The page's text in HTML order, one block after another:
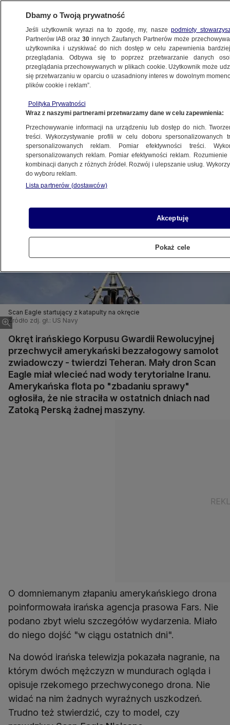
ŚWIAT
drona. Amerykanie zaprzeczają
4.12.2012, 10:33Aktualizacja:4.12.2012, 11:54
Udostępnij
Scan Eagle startujący z katapulty na okręcie
Źródło zdj. gł.: US Navy
Okręt irańskiego Korpusu Gwardii Rewolucyjnej
przechwycił amerykański bezzałogowy samolot
zwiadowczy - twierdzi Teheran. Mały dron Scan
Eagle miał wlecieć nad wody terytorialne Iranu.
Amerykańska flota po "zbadaniu sprawy"
ogłosiła, że nie straciła w ostatnich dniach nad
Zatoką Perską żadnej maszyny.
O domniemanym złapaniu amerykańskiego drona
poinformowała irańska agencja prasowa Fars. Nie
podano zbyt wielu szczegółów wydarzenia. Miało
do niego dojść "w ciągu ostatnich dni".
Na dowód irańska telewizja pokazała nagranie, na
którym dwóch mężczyzn w mundurach ogląda i
opisuje rzekomego przechwyconego drona. Nie
widać na nim żadnych wyraźnych uszkodzeń.
Trudno też stwierdzić, czy to model, czy
Dbamy o Twoją prywatność
Jeśli użytkownik wyrazi na to zgodę, my, naszepodmioty
Partnerów IAB oraz30 innych Zaufanych Partnerów może
użytkownika i uzyskiwać do nich dostęp w celu zapewnienia
przeglądania. Odbywa się to poprzez przetwarzanie danych
przeglądania przechowywanych w plikach cookie. Użytkownik może
się przetwarzaniu w oparciu o uzasadniony interes w dowolnym
plików cookie i reklam”.
Polityka Prywatności
Wraz z naszymi partnerami przetwarzamy dane w celu zapewnienia:
Przechowywanie informacji na urządzeniu lub dostęp do nich.
treści. Wykorzystywanie profili w celu doboru spersonalizowanych
spersonalizowanych reklam. Pomiar efektywności treści.
spersonalizowanych reklam. Pomiar efektywności reklam.
kombinacji danych z różnych źródeł. Rozwój i ulepszanie usług.
do wyboru reklam.
Lista partnerów (dostawców)
Akceptuję
Pokaż cele